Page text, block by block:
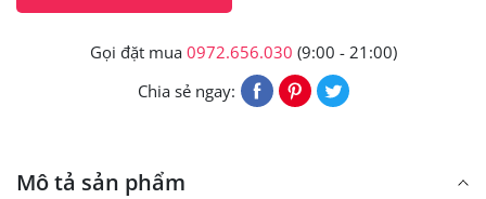
Gọi đặt mua 0972.656.030 (9:00 - 21:00)
Chia sẻ ngay:
Mô tả sản phẩm